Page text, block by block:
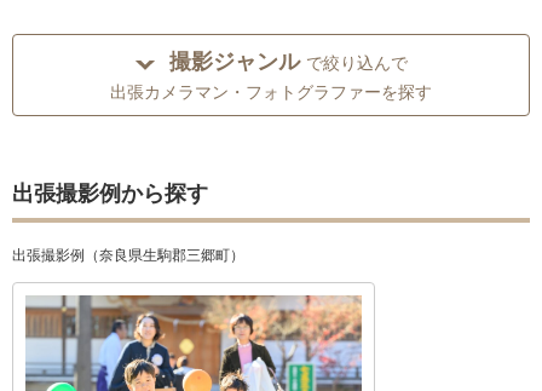
撮影ジャンル で絞り込んで
出張カメラマン・フォトグラファーを探す
出張撮影例から探す
出張撮影例（奈良県生駒郡三郷町）